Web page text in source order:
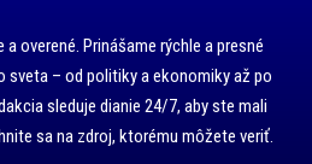
overené. Prinášame rýchle a presné
sveta – od politiky a ekonomiky až po
sleduje dianie 24/7, aby ste mali
sa na zdroj, ktorému môžete veriť.